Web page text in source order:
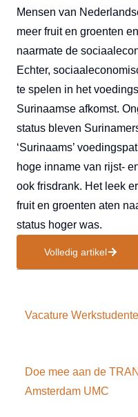
Mensen van
meer fruit en groenten
naarmate de
Echter,
te spelen in het
Surinaamse afkomst.
status bleven
‘Surinaams’
hoge inname van rijst-
ook frisdrank. Het leek
fruit en groenten aten
status hoger was.
Volledig artikel
Vacature
Doe mee aan de
Amsterdam UMC